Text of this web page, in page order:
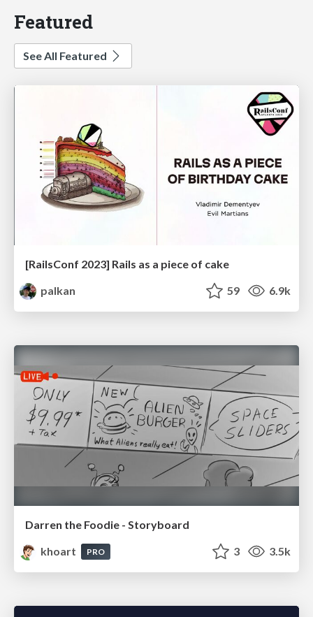
Featured
See All Featured
[RailsConf 2023] Rails as a piece of cake
palkan
59 6.9k
Darren the Foodie - Storyboard
khoart
PRO 3 3.5k